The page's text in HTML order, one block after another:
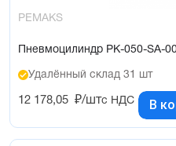
PEMAKS
Пневмоцилиндр PK-050-SA-
Удалённый склад 31 шт
12 178,05 ₽/штс НДС В